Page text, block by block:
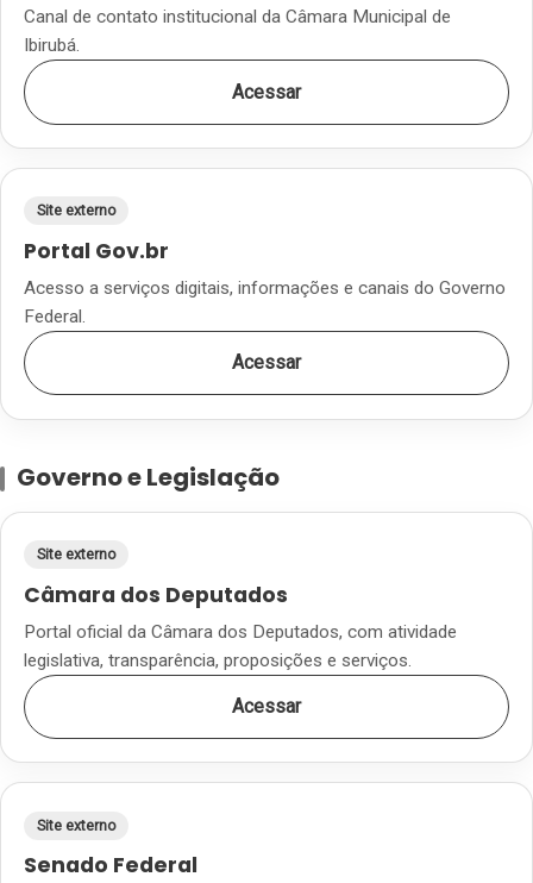
Canal de contato institucional da Câmara Municipal de
Ibirubá.
Acessar
Site externo
Portal Gov.br
Acesso a serviços digitais, informações e canais do Governo
Federal.
Acessar
Governo e Legislação
Site externo
Câmara dos Deputados
Portal oficial da Câmara dos Deputados, com atividade
legislativa, transparência, proposições e serviços.
Acessar
Site externo
Senado Federal